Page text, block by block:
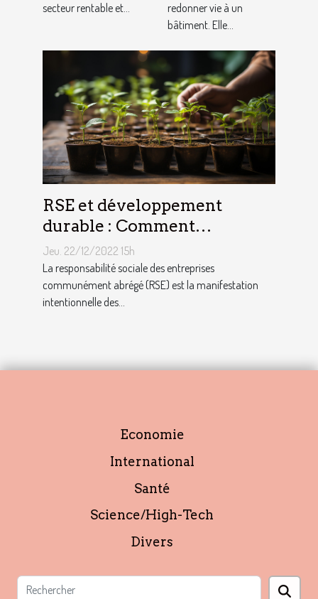
secteur rentable et...
redonner vie à un
bâtiment. Elle...
RSE et développement
durable : Comment
décrocher vite un emploi
avec ce profil ?
Jeu. 22/12/2022 15h
La responsabilité sociale des entreprises
communément abrégé (RSE) est la manifestation
intentionnelle des...
Economie
International
Santé
Science/High-Tech
Divers